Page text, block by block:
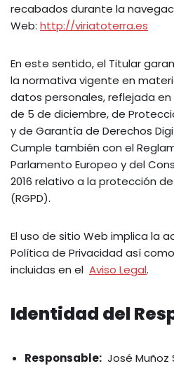
recabados durante la
Web: http://viriatoterra.es
En este sentido, el Titular
la normativa vigente en
datos personales, reflejada en
de 5 de diciembre, de
y de Garantía de Derechos
Cumple también con el
Parlamento Europeo y del
2016 relativo a la protección
(RGPD).
El uso de sitio Web implica la
Política de Privacidad así
incluidas en el Aviso Legal.
Identidad del
Responsable: José Muñoz